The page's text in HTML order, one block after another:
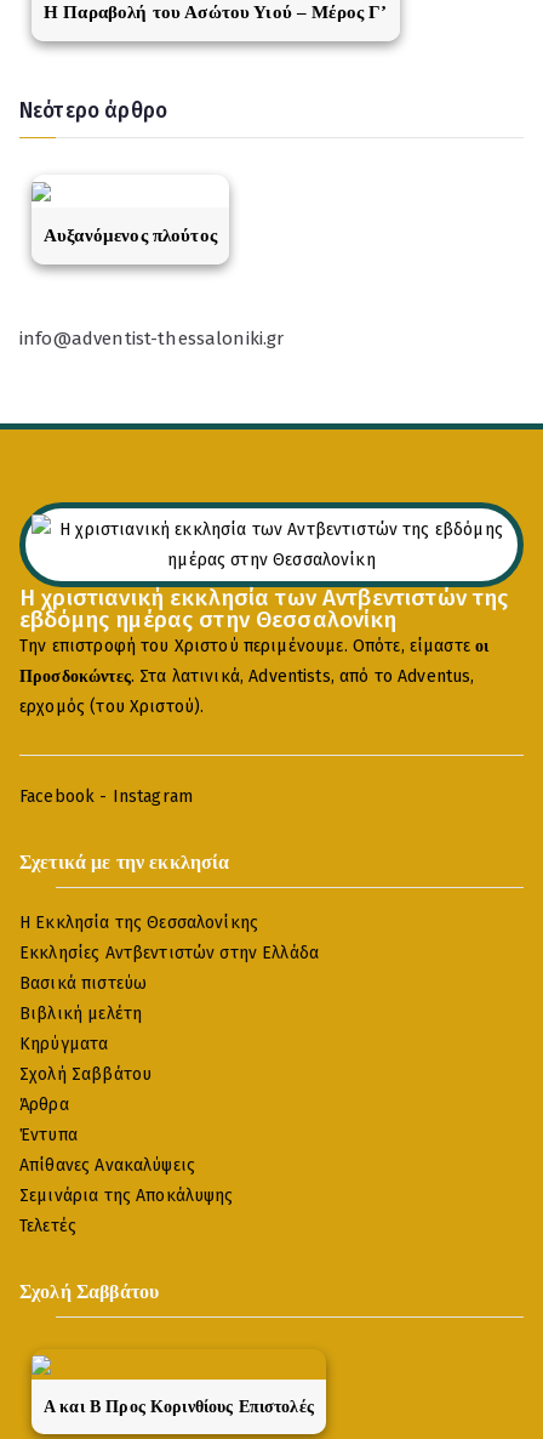
Η Παραβολή του Ασώτου Υιού – Μέρος Γ’
Νεότερο άρθρο
Αυξανόμενος πλούτος
info@adventist-thessaloniki.gr
Η χριστιανική εκκλησία των Αντβεντιστών της
εβδόμης ημέρας στην Θεσσαλονίκη
Την επιστροφή του Χριστού περιμένουμε. Οπότε, είμαστεοι
Προσδοκώντες. Στα λατινικά, Adventists, από το Adventus,
ερχομός (του Χριστού).
Facebook - Instagram
Σχετικά με την εκκλησία
Η Εκκλησία της Θεσσαλονίκης
Εκκλησίες Αντβεντιστών στην Ελλάδα
Βασικά πιστεύω
Βιβλική μελέτη
Κηρύγματα
Σχολή Σαββάτου
Άρθρα
Έντυπα
Απίθανες Ανακαλύψεις
Σεμινάρια της Αποκάλυψης
Τελετές
Σχολή Σαββάτου
A και Β Προς Κορινθίους Επιστολές